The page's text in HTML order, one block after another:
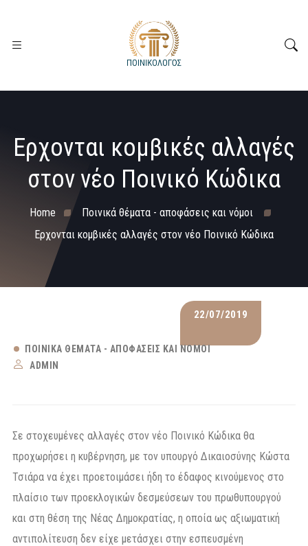
Ερχονται κομβικές αλλαγές
στον νέο Ποινικό Κώδικα
Home
Ποινικά θέματα - αποφάσεις και νόμοι
Ερχονται κομβικές αλλαγές στον νέο Ποινικό Κώδικα
22/07/2019
ΠΟΙΝΙΚΆ ΘΈΜΑΤΑ - ΑΠΟΦΆΣΕΙΣ ΚΑΙ ΝΌΜΟΙ
ADMIN
Σε στοχευμένες αλλαγές στον νέο Ποινικό Κώδικα θα
προχωρήσει η κυβέρνηση, με τον υπουργό Δικαιοσύνης Κώστα
Τσιάρα να έχει προετοιμάσει ήδη το έδαφος κινούμενος στο
πλαίσιο των προεκλογικών δεσμεύσεων του πρωθυπουργού
και στη θέση της Νέας Δημοκρατίας, η οποία ως αξιωματική
αντιπολίτευση δεν είχε μετάσχει στην εσπευσμένη